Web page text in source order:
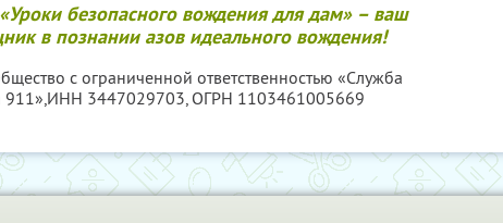
безопасного вождения для дам» – ваш
в познании азов идеального вождения!
с ограниченной ответственностью «Служба
911»,ИНН 3447029703, ОГРН 1103461005669